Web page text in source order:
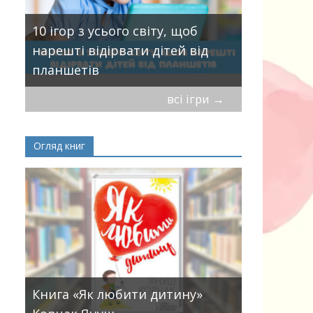
10 ігор з усього світу, щоб
нарешті відірвати дітей від
планшетів
всі ігри →
Огляд книг
Книга «Як любити дитину»